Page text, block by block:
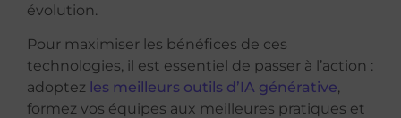
évolution.
Pour maximiser les bénéfices de ces
technologies, il est essentiel de passer à l’action :
adoptez les meilleurs outils d’IA générative,
formez vos équipes aux meilleures pratiques et